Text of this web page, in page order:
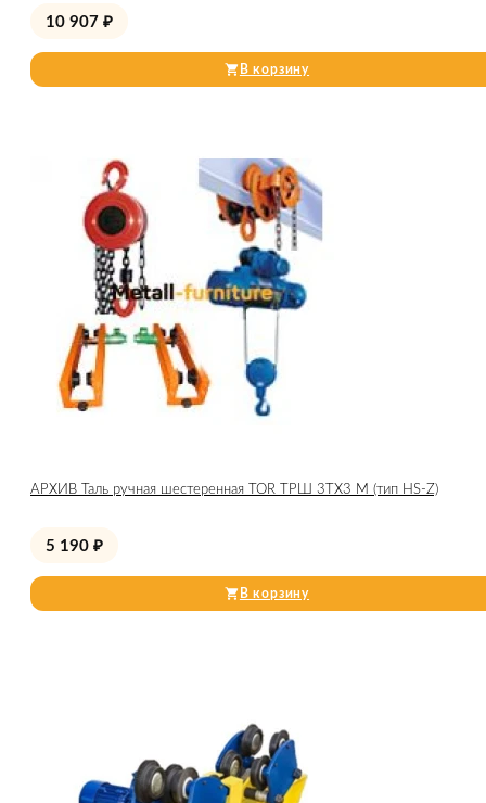
10 907 ₽
В корзину
АРХИВ Таль ручная шестеренная TOR ТРШ 3ТХ3 М (тип HS-Z)
5 190 ₽
В корзину